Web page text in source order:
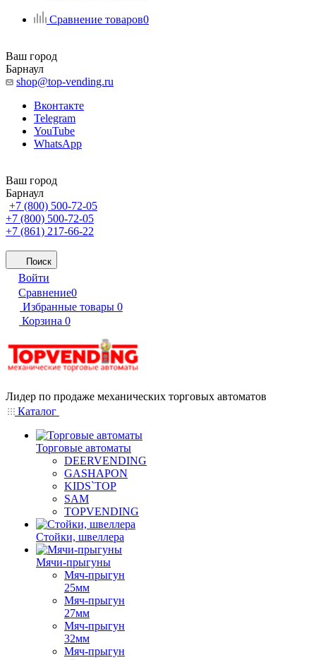
Сравнение товаров0
Ваш город
Барнаул
shop@top-vending.ru
Вконтакте
Telegram
YouTube
WhatsApp
Ваш город
Барнаул
+7 (800) 500-72-05
+7 (800) 500-72-05
+7 (861) 217-66-22
Поиск
Войти
Сравнение0
Избранные товары 0
Корзина 0
Лидер по продаже механических торговых автоматов
Каталог
Торговые автоматы
DEERVENDING
GASHAPON
KIDS`TOP
SAM
TOPVENDING
Стойки, швеллера
Мячи-прыгуны
Мяч-прыгун
25мм
Мяч-прыгун
27мм
Мяч-прыгун
32мм
Мяч-прыгун